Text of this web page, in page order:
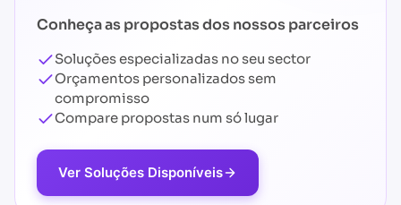
Conheça as propostas dos nossos parceiros
Soluções especializadas no seu sector
Orçamentos personalizados sem
compromisso
Compare propostas num só lugar
Ver Soluções Disponíveis